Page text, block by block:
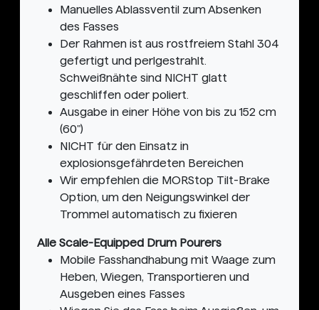
Manuelles Ablassventil zum Absenken
des Fasses
Der Rahmen ist aus rostfreiem Stahl 304
gefertigt und perlgestrahlt.
Schweißnähte sind NICHT glatt
geschliffen oder poliert.
Ausgabe in einer Höhe von bis zu 152 cm
(60")
NICHT für den Einsatz in
explosionsgefährdeten Bereichen
Wir empfehlen die MORStop Tilt-Brake
Option, um den Neigungswinkel der
Trommel automatisch zu fixieren
Alle Scale-Equipped Drum Pourers
Mobile Fasshandhabung mit Waage zum
Heben, Wiegen, Transportieren und
Ausgeben eines Fasses